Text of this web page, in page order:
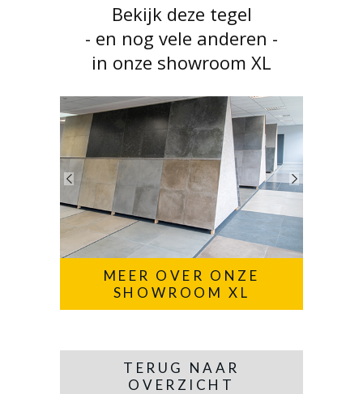
Bekijk deze tegel
- en nog vele anderen -
in onze showroom XL
MEER OVER ONZE
SHOWROOM XL
TERUG NAAR
OVERZICHT